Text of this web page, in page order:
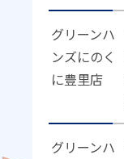
グリーンハ
ンズにのく
に豊里店
グリーンハ